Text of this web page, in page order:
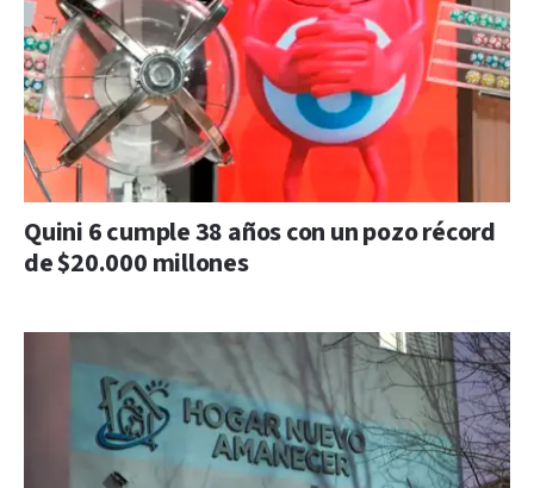
Quini 6 cumple 38 años con un pozo récord
de $20.000 millones